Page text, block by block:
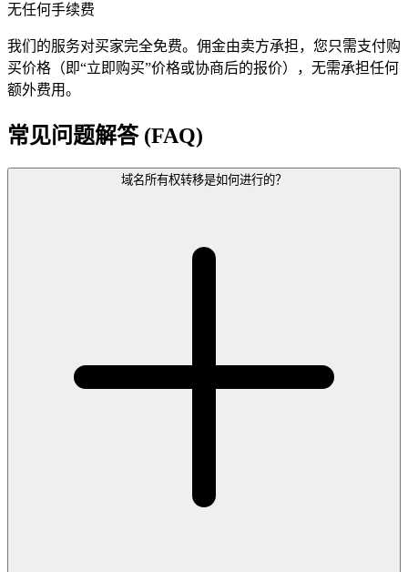
无任何手续费
我们的服务对买家完全免费。佣金由卖方承担，您只需支付购
买价格（即“立即购买”价格或协商后的报价），无需承担任何
额外费用。
常见问题解答 (FAQ)
域名所有权转移是如何进行的？